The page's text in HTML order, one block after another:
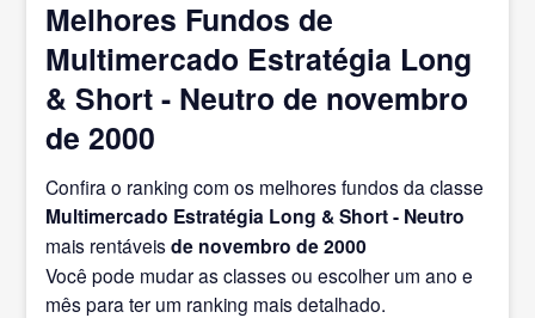
Melhores Fundos de
Multimercado Estratégia Long
& Short - Neutro de novembro
de 2000
Confira o ranking com os melhores fundos da classe
Multimercado Estratégia Long & Short - Neutro
mais rentáveisde novembro de 2000
Você pode mudar as classes ou escolher um ano e
mês para ter um ranking mais detalhado.